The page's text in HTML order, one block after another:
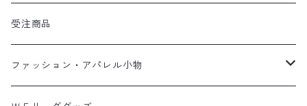
選手グッズ
カー用品
受注商品
ファッション・アパレル小物